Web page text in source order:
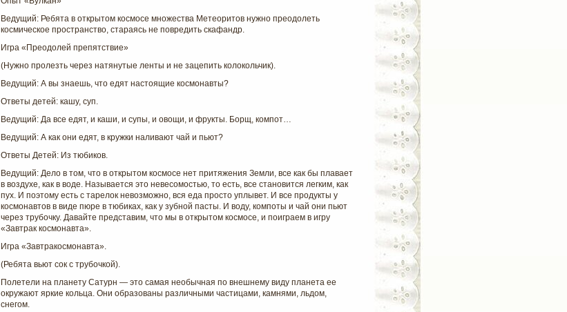
Ведущий: Ребята в открытом космосе множества Метеоритов нужно преодолеть
космическое пространство, стараясь не повредить скафандр.
Игра «Преодолей препятствие»
(Нужно пролезть через натянутые ленты и не зацепить колокольчик).
Ведущий: А вы знаешь, что едят настоящие космонавты?
Ответы детей: кашу, суп.
Ведущий: Да все едят, и каши, и супы, и овощи, и фрукты. Борщ, компот…
Ведущий: А как они едят, в кружки наливают чай и пьют?
Ответы Детей: Из тюбиков.
Ведущий: Дело в том, что в открытом космосе нет притяжения Земли, все как бы плавает
в воздухе, как в воде. Называется это невесомостью, то есть, все становится легким, как
пух. И поэтому есть с тарелок невозможно, вся еда просто уплывет. И все продукты у
космонавтов в виде пюре в тюбиках, как у зубной пасты. И воду, компоты и чай они пьют
через трубочку. Давайте представим, что мы в открытом космосе, и поиграем в игру
«Завтрак космонавта».
Игра «Завтракосмонавта».
(Ребята вьют сок с трубочкой).
Полетели на планету Сатурн — это самая необычная по внешнему виду планета ее
окружают яркие кольца. Они образованы различными частицами, камнями, льдом,
снегом.